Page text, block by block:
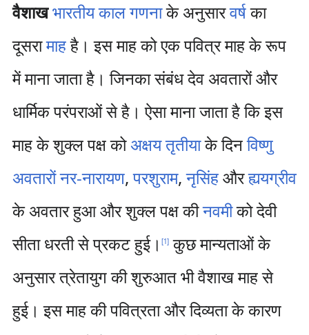
वैशाखभारतीय काल गणनाके अनुसारवर्षका
दूसरामाहहै। इस माह को एक पवित्र माह के रूप
में माना जाता है। जिनका संबंध देव अवतारों और
धार्मिक परंपराओं से है। ऐसा माना जाता है कि इस
माह के शुक्ल पक्ष कोअक्षय तृतीयाके दिनविष्णु
अवतारोंनर-नारायण,परशुराम,नृसिंहऔरह्ययग्रीव
के अवतार हुआ और शुक्ल पक्ष कीनवमीको देवी
सीता धरती से प्रकट हुई। [1]कुछ मान्यताओं के
अनुसार त्रेतायुग की शुरुआत भी वैशाख माह से
हुई। इस माह की पवित्रता और दिव्यता के कारण